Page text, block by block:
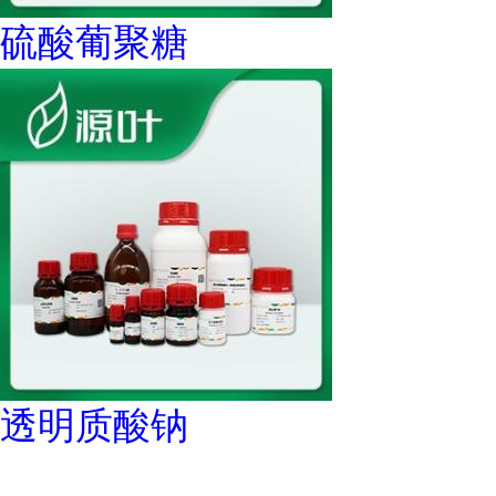
硫酸葡聚糖
透明质酸钠